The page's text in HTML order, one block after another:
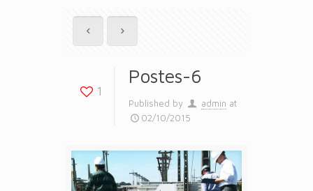
1
Postes-6
Published by admin at
02/10/2015